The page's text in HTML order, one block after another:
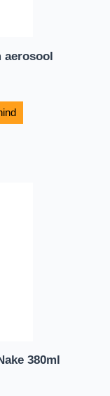
aerosool
380ml